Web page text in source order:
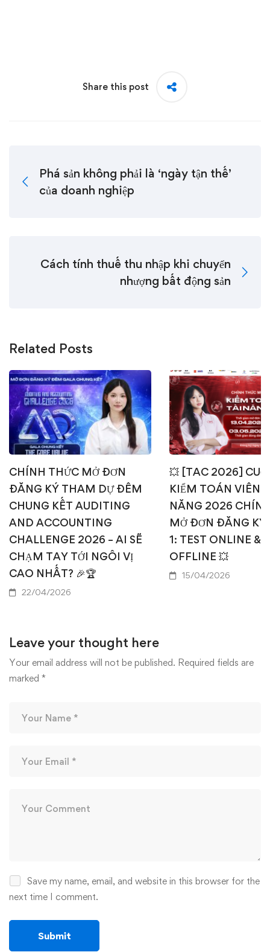
Share this post
Phá sản không phải là ‘ngày tận thế’
của doanh nghiệp
Cách tính thuế thu nhập khi chuyển
nhượng bất động sản
Related Posts
CHÍNH THỨC MỞ ĐƠN
ĐĂNG KÝ THAM DỰ ĐÊM
CHUNG KẾT AUDITING
AND ACCOUNTING
CHALLENGE 2026 – AI SẼ
CHẠM TAY TỚI NGÔI VỊ
CAO NHẤT? 🎉🏆
22/04/2026
💥 [TAC 2026]
KIỂM TOÁN VIÊN
NĂNG 2026
MỞ ĐƠN ĐĂNG KÝ
1: TEST ONLINE &
OFFLINE 💥
15/04/2026
Leave your thought here
Your email address will not be published. Required fields are
marked *
Save my name, email, and website in this browser for the
next time I comment.